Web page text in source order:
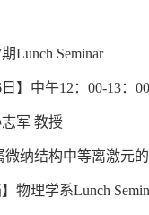
Lunch Seminar
】中午12：00-13：
军 教授
微纳结构中等离激元
】物理学系Lunch